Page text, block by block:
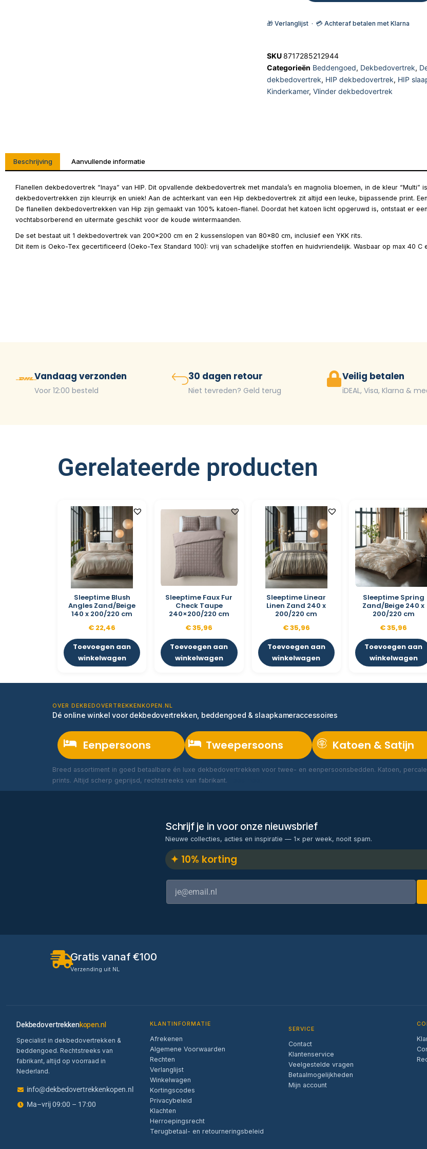
🎁 Verlanglijst · 💳 Achteraf betalen met Klarna
SKU8717285212944
Categorieën Beddengoed, Dekbedovertrek,
dekbedovertrek, HIP dekbedovertrek, HIP
Kinderkamer, Vlinder dekbedovertrek
Beschrijving Aanvullende informatie
Flanellen dekbedovertrek “Inaya” van HIP. Dit opvallende dekbedovertrek met mandala’s en magnolia bloemen, in de kleur “Multi”
dekbedovertrekken zijn kleurrijk en uniek! Aan de achterkant van een Hip dekbedovertrek zit altijd een leuke, bijpassende print.
De flanellen dekbedovertrekken van Hip zijn gemaakt van 100% katoen-flanel. Doordat het katoen licht opgeruwd is, ontstaat er
vochtabsorberend en uitermate geschikt voor de koude wintermaanden.
De set bestaat uit 1 dekbedovertrek van 200×200 cm en 2 kussenslopen van 80×80 cm, inclusief een YKK rits.
Dit item is Oeko-Tex gecertificeerd (Oeko-Tex Standard 100): vrij van schadelijke stoffen en huidvriendelijk. Wasbaar op max 40 C
Vandaag verzonden
Voor 12:00 besteld
30 dagen retour
Niet tevreden? Geld terug
Veilig betalen
iDEAL, Visa, Klarna &
Gerelateerde producten
Sleeptime Blush
Angles Zand/Beige
140 x 200/220 cm
€ 22,46
Toevoegen aan
winkelwagen
Sleeptime Faux Fur
Check Taupe
240×200/220 cm
€35,96
Toevoegen aan
winkelwagen
Sleeptime Linear
Linen Zand 240 x
200/220 cm
€35,96
Toevoegen aan
winkelwagen
Sleeptime Spring
Zand/Beige 240 x
200/220 cm
€35,96
Toevoegen aan
winkelwagen
OVER DEKBEDOVERTREKKENKOPEN.NL
Dé online winkel voor dekbedovertrekken, beddengoed & slaapkameraccessoires
Eenpersoons Tweepersoons Katoen & Satijn
Breed assortiment in goed betaalbare én luxe dekbedovertrekken voor twee- en eenpersoonsbedden. Katoen,
prints. Altijd scherp geprijsd, rechtstreeks van fabrikant.
Schrijf je in voor onze nieuwsbrief
Nieuwe collecties, acties en inspiratie — 1× per week, nooit spam.
✦ 10% korting
Gratis vanaf €100
Verzending uit NL
Dekbedovertrekkenkopen.nl
Specialist in dekbedovertrekken &
beddengoed. Rechtstreeks van
fabrikant, altijd op voorraad in
Nederland.
info@dekbedovertrekkenkopen.nl
Ma–vrij 09:00 – 17:00
KLANTINFORMATIE
Afrekenen
Algemene Voorwaarden
Rechten
Verlanglijst
Winkelwagen
Kortingscodes
Privacybeleid
Klachten
Herroepingsrecht
Terugbetaal- en retourneringsbeleid
SERVICE
Contact
Klantenservice
Veelgestelde vragen
Betaalmogelijkheden
Mijn account